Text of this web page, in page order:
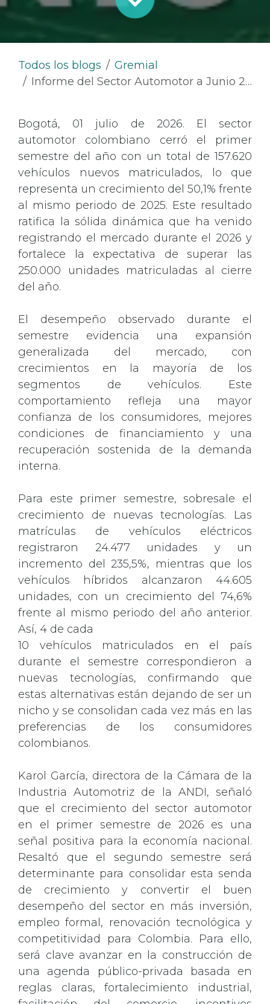
Todos los blogs
Gremial
Informe del Sector Automotor a Junio 2025
Bogotá, 01 julio de 2026. El sector
automotor colombiano cerró el primer
semestre del año con un total de 157.620
vehículos nuevos matriculados, lo que
representa un crecimiento del 50,1% frente
al mismo periodo de 2025. Este resultado
ratifica la sólida dinámica que ha venido
registrando el mercado durante el 2026 y
fortalece la expectativa de superar las
250.000 unidades matriculadas al cierre
del año.
El desempeño observado durante el
semestre evidencia una expansión
generalizada del mercado, con
crecimientos en la mayoría de los
segmentos de vehículos. Este
comportamiento refleja una mayor
confianza de los consumidores, mejores
condiciones de financiamiento y una
recuperación sostenida de la demanda
interna.
Para este primer semestre, sobresale el
crecimiento de nuevas tecnologías. Las
matrículas de vehículos eléctricos
registraron 24.477 unidades y un
incremento del 235,5%, mientras que los
vehículos híbridos alcanzaron 44.605
unidades, con un crecimiento del 74,6%
frente al mismo periodo del año anterior.
Así, 4 de cada
10 vehículos matriculados en el país
durante el semestre correspondieron a
nuevas tecnologías, confirmando que
estas alternativas están dejando de ser un
nicho y se consolidan cada vez más en las
preferencias de los consumidores
colombianos.
Karol García, directora de la Cámara de la
Industria Automotriz de la ANDI, señaló
que el crecimiento del sector automotor
en el primer semestre de 2026 es una
señal positiva para la economía nacional.
Resaltó que el segundo semestre será
determinante para consolidar esta senda
de crecimiento y convertir el buen
desempeño del sector en más inversión,
empleo formal, renovación tecnológica y
competitividad para Colombia. Para ello,
será clave avanzar en la construcción de
una agenda público-privada basada en
reglas claras, fortalecimiento industrial,